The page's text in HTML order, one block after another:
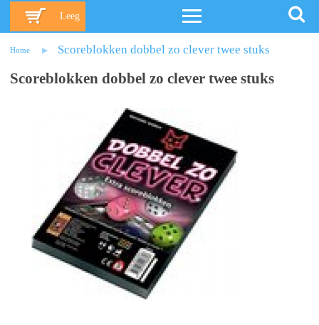
Leeg
Home Scoreblokken dobbel zo clever twee stuks
Scoreblokken dobbel zo clever twee stuks